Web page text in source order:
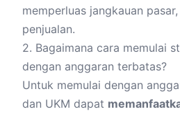
memperluas jangkauan
penjualan.
2. Bagaimana cara memulai
dengan anggaran terbatas?
Untuk memulai dengan
dan UKM dapat